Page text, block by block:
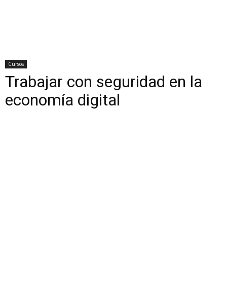
Cursos
Trabajar con seguridad en la
economía digital